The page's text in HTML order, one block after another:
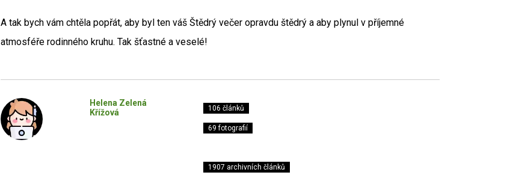
A tak bych vám chtěla popřát, aby byl ten váš Štědrý večer opravdu štědrý a aby plynul v příjemné
atmosféře rodinného kruhu. Tak šťastné a veselé!
Helena Zelená
Křížová
106 článků
69 fotografií
1907 archivních článků